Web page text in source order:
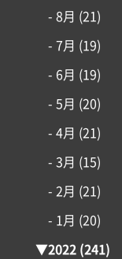
- 8月 (21)
- 7月 (19)
- 6月 (19)
- 5月 (20)
- 4月 (21)
- 3月 (15)
- 2月 (21)
- 1月 (20)
▼2022(241)